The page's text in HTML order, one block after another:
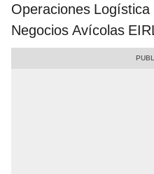
Operaciones
Negocios Avícolas